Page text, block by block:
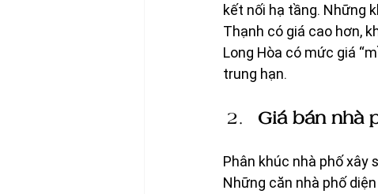
kết nối hạ tầng. Những
Thạnh có giá cao hơn,
Long Hòa có mức giá
trung hạn.
Giá bán nhà
Phân khúc nhà phố xây
Những căn nhà phố